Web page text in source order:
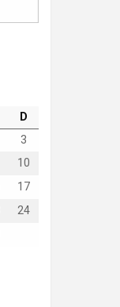
D
3
10
17
24